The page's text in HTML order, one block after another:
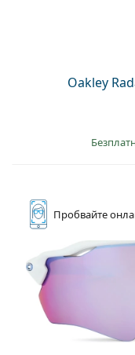
Oakley
Пробвайте